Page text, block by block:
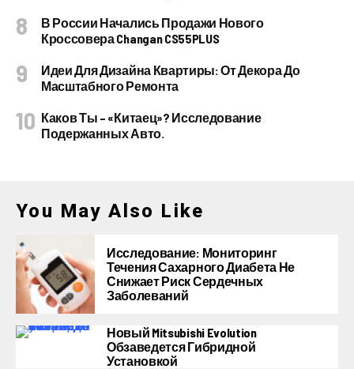
В России Начались Продажи Нового
Кроссовера Changan CS55PLUS
Идеи Для Дизайна Квартиры: От Декора До
Масштабного Ремонта
Каков Ты – «китаец»? Исследование
Подержанных Авто.
You May Also Like
Исследование: Мониторинг
Течения Сахарного Диабета Не
Снижает Риск Сердечных
Заболеваний
Новый Mitsubishi Evolution
Обзаведется Гибридной
Установкой